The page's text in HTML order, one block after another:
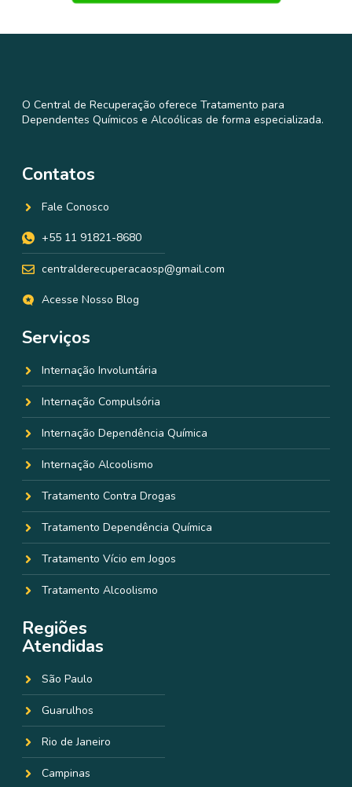
O Central de Recuperação oferece Tratamento para
Dependentes Químicos e Alcoólicas de forma especializada.
Contatos
Fale Conosco
+55 11 91821-8680
centralderecuperacaosp@gmail.com
Acesse Nosso Blog
Serviços
Internação Involuntária
Internação Compulsória
Internação Dependência Química
Internação Alcoolismo
Tratamento Contra Drogas
Tratamento Dependência Química
Tratamento Vício em Jogos
Tratamento Alcoolismo
Regiões
Atendidas
São Paulo
Guarulhos
Rio de Janeiro
Campinas